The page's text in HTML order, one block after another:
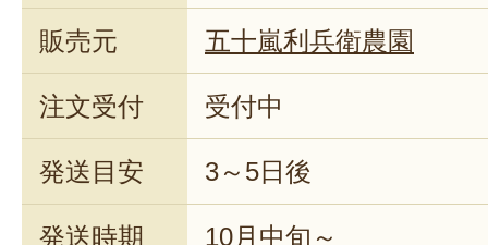
販売元 五十嵐利兵衛農園
注文受付 受付中
発送目安 3～5日後
発送時期 10月中旬～